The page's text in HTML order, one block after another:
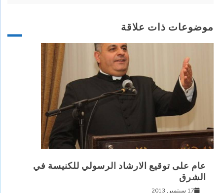
موضوعات ذات علاقة
عام على توقيع الارشاد الرسولي للكنيسة في
الشرق
17 سبتمبر, 2013